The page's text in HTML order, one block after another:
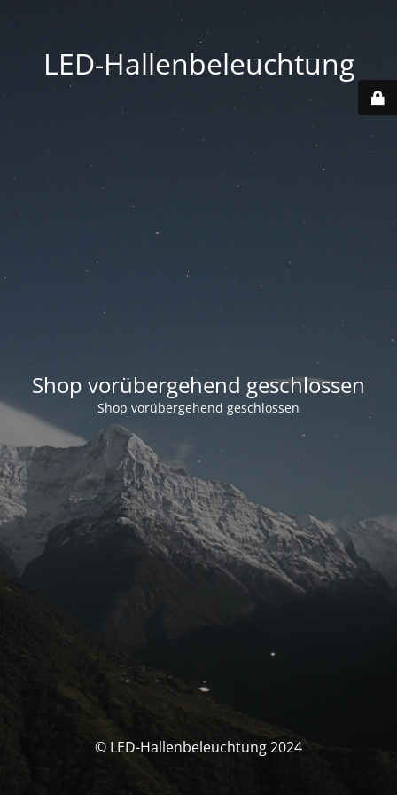
LED-Hallenbeleuchtung
Shop vorübergehend geschlossen
Shop vorübergehend geschlossen
© LED-Hallenbeleuchtung 2024